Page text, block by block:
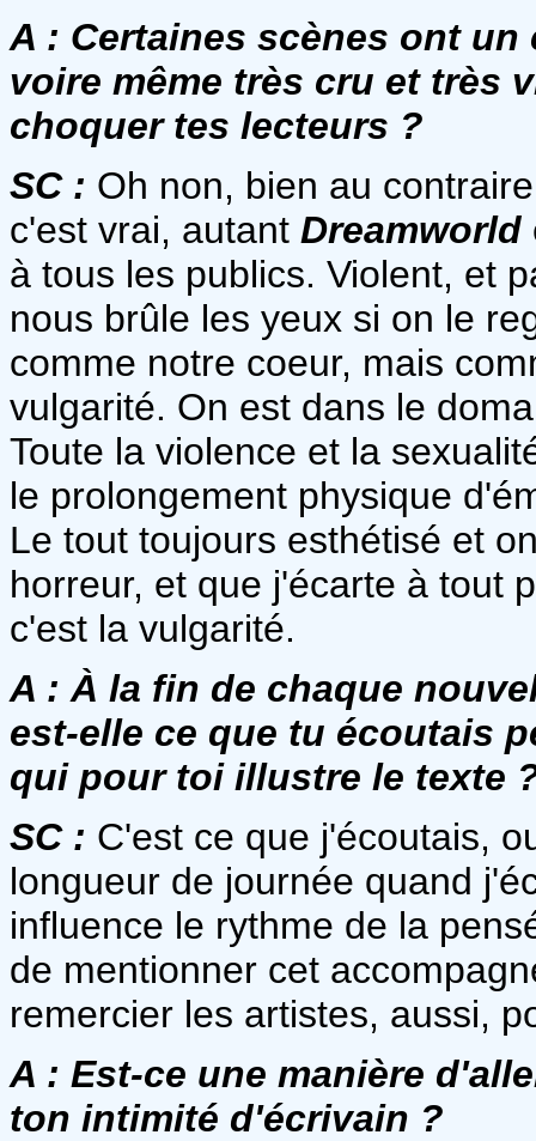
A : Certaines scènes ont
voire même très cru et très
choquer tes lecteurs ?
SC : Oh non, bien au
c'est vrai, autant Dreamworld
à tous les publics. Violent, et
nous brûle les yeux si on le
comme notre coeur, mais
vulgarité. On est dans le
Toute la violence et la
le prolongement physique
Le tout toujours esthétisé et
horreur, et que j'écarte à tout
c'est la vulgarité.
A : À la fin de chaque
est-elle ce que tu écoutais
qui pour toi illustre le texte
SC : C'est ce que j'écoutais,
longueur de journée quand
influence le rythme de la
de mentionner cet
remercier les artistes, aussi,
A : Est-ce une manière
ton intimité d'écrivain ?